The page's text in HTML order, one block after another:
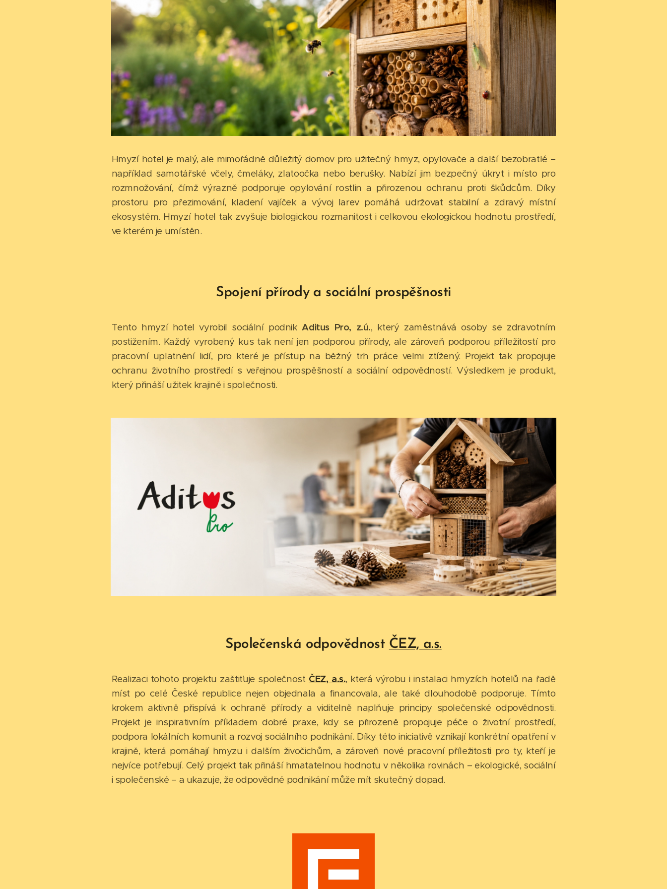
Hmyzí hotel je malý, ale mimořádně důležitý domov pro užitečný hmyz, opylovače a další bezobratlé –
například samotářské včely, čmeláky, zlatoočka nebo berušky. Nabízí jim bezpečný úkryt i místo pro
rozmnožování, čímž výrazně podporuje opylování rostlin a přirozenou ochranu proti škůdcům. Díky
prostoru pro přezimování, kladení vajíček a vývoj larev pomáhá udržovat stabilní a zdravý místní
ekosystém. Hmyzí hotel tak zvyšuje biologickou rozmanitost i celkovou ekologickou hodnotu prostředí,
ve kterém je umístěn.
Spojení přírody a sociální prospěšnosti
Tento hmyzí hotel vyrobil sociální podnikAditus Pro, z.ú., který zaměstnává osoby se zdravotním
postižením. Každý vyrobený kus tak není jen podporou přírody, ale zároveň podporou příležitostí pro
pracovní uplatnění lidí, pro které je přístup na běžný trh práce velmi ztížený. Projekt tak propojuje
ochranu životního prostředí s veřejnou prospěšností a sociální odpovědností. Výsledkem je produkt,
který přináší užitek krajině i společnosti.
Společenská odpovědnost ČEZ, a.s.
Realizaci tohoto projektu zaštiťuje společnost ČEZ, a.s., která výrobu i instalaci hmyzích hotelů na řadě
míst po celé České republice nejen objednala a financovala, ale také dlouhodobě podporuje. Tímto
krokem aktivně přispívá k ochraně přírody a viditelně naplňuje principy společenské odpovědnosti.
Projekt je inspirativním příkladem dobré praxe, kdy se přirozeně propojuje péče o životní prostředí,
podpora lokálních komunit a rozvoj sociálního podnikání. Díky této iniciativě vznikají konkrétní opatření v
krajině, která pomáhají hmyzu i dalším živočichům, a zároveň nové pracovní příležitosti pro ty, kteří je
nejvíce potřebují. Celý projekt tak přináší hmatatelnou hodnotu v několika rovinách – ekologické, sociální
i společenské – a ukazuje, že odpovědné podnikání může mít skutečný dopad.